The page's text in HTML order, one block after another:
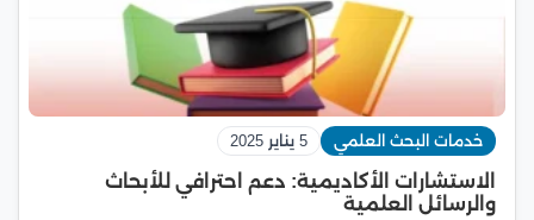
خدمات البحث العلمي 5 يناير 2025
الاستشارات الأكاديمية: دعم احترافي للأبحاث
والرسائل العلمية